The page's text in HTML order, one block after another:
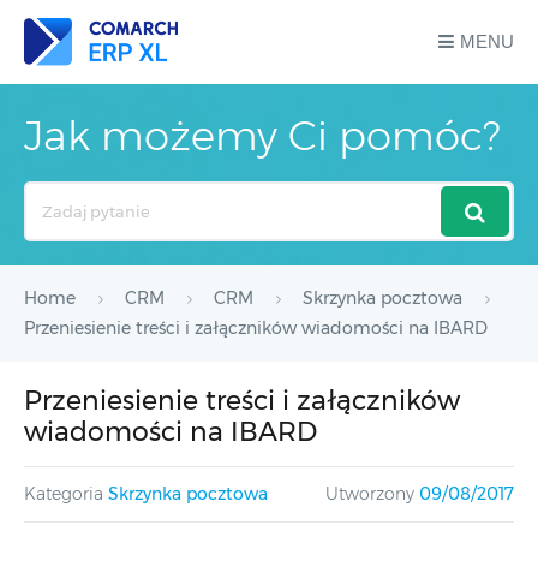
MENU
Jak możemy Ci pomóc?
Home CRM CRM
Skrzynka pocztowa
Przeniesienie treści i załączników wiadomości na IBARD
Przeniesienie treści i załączników
wiadomości na IBARD
Kategoria Skrzynka pocztowa Utworzony 09/08/2017